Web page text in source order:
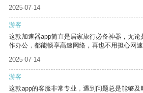
2025-07-14
游客
这款加速器app简直是居家旅行必备神器，无
作办公，都能畅享高速网络，再也不用担心网速
2025-07-14
游客
这款app的客服非常专业，遇到问题总是能够